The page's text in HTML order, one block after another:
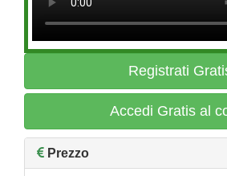
Registrati
Accedi Gratis al
Prezzo